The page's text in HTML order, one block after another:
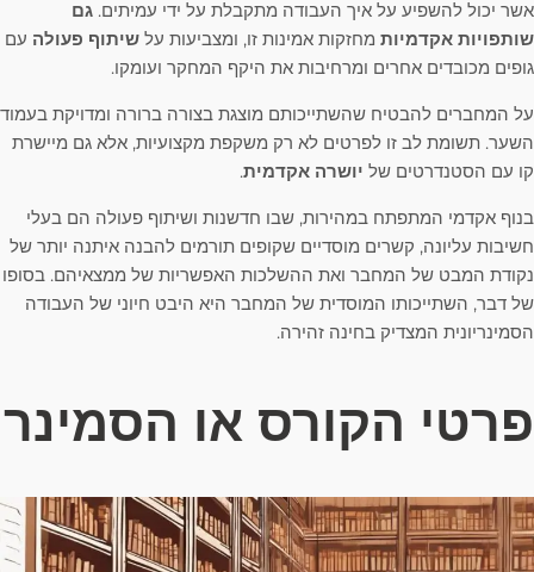
אשר יכול להשפיע על איך העבודה מתקבלת על ידי עמיתים. גם
שותפויות אקדמיות מחזקות אמינות זו, ומצביעות על שיתוף פעולה עם
גופים מכובדים אחרים ומרחיבות את היקף המחקר ועומקו.
על המחברים להבטיח שהשתייכותם מוצגת בצורה ברורה ומדויקת בעמוד
השער. תשומת לב זו לפרטים לא רק משקפת מקצועיות, אלא גם מיישרת
קו עם הסטנדרטים של יושרה אקדמית.
בנוף אקדמי המתפתח במהירות, שבו חדשנות ושיתוף פעולה הם בעלי
חשיבות עליונה, קשרים מוסדיים שקופים תורמים להבנה איתנה יותר של
נקודת המבט של המחבר ואת ההשלכות האפשריות של ממצאיהם. בסופו
של דבר, השתייכותו המוסדית של המחבר היא היבט חיוני של העבודה
הסמינריונית המצדיק בחינה זהירה.
פרטי הקורס או הסמינר